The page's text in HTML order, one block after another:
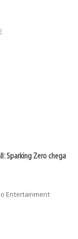
Sparking Zero chega
Entertainment